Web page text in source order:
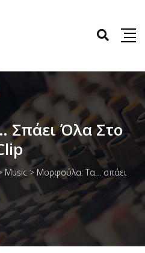
Όλα Στο
Music > Μορφούλα: Τα… σπάει